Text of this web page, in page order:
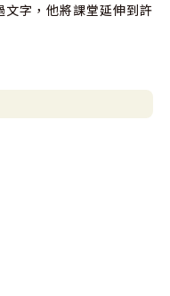
文字，他將課堂延伸到許